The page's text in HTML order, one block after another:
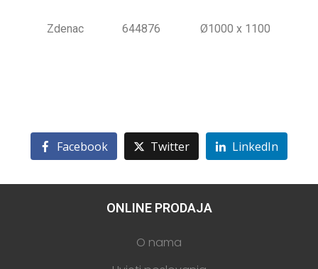
Zdenac 644876 Ø1000 x 1100
Facebook Twitter LinkedIn
ONLINE PRODAJA
O nama